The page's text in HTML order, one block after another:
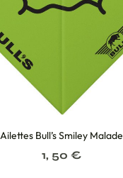
Ailettes Bull’s Smiley Malade
1, 50 €